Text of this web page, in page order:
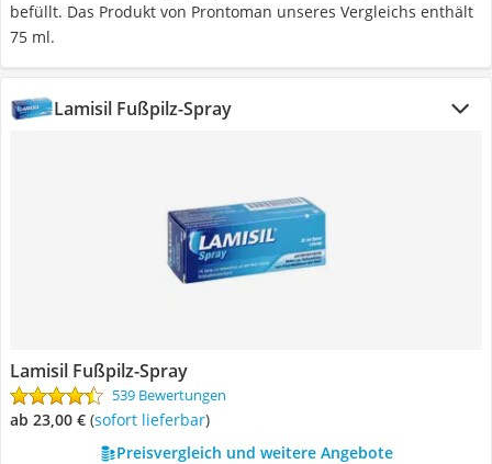
befüllt. Das Produkt von Prontoman unseres Vergleichs enthält
75 ml.
Lamisil Fußpilz-Spray
Lamisil Fußpilz-Spray
539 Bewertungen
ab 23,00 € ( Sofort lieferbar)
Preisvergleich und weitere Angebote